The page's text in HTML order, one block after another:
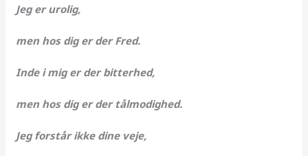
Jeg er urolig,
men hos dig er der Fred.
Inde i mig er der bitterhed,
men hos dig er der tålmodighed.
Jeg forstår ikke dine veje,